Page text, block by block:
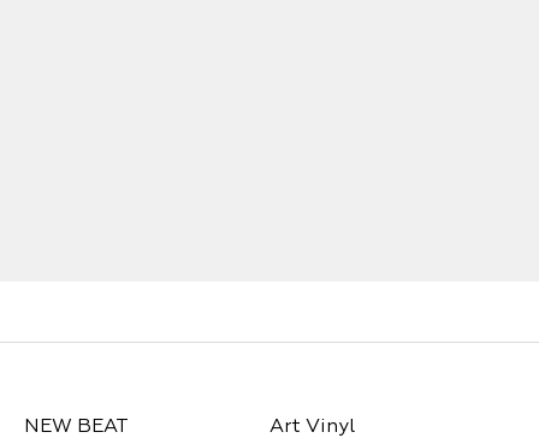
NEW BEAT
Art Vinyl